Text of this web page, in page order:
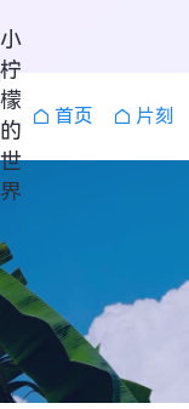
小
柠
檬
的
世
界
首页 片刻